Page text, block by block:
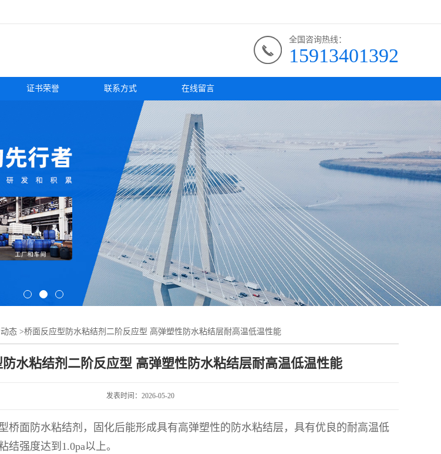
全国咨询热线：
15913401392
证书荣誉 联系方式 在线留言
态 >桥面反应型防水粘结剂二阶反应型 高弹塑性防水粘结层耐高温低温性能
水粘结剂二阶反应型 高弹塑性防水粘结层耐高温低温性能
发表时间：2026-05-20
桥面防水粘结剂，固化后能形成具有高弹塑性的防水粘结层，具有优良的耐高温低
强度达到1.0pa以上。